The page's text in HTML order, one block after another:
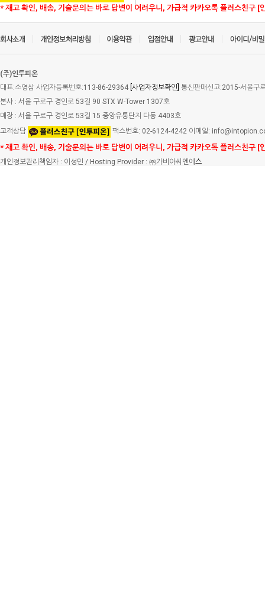
* 재고 확인, 배송, 기술문의는 바로 답변이 어려우니, 가급적 카카오톡 플러스친구 [
(주)인투피온
대표:소영삼 사업자등록번호:113-86-29364 [사업자정보확인] 통신판매신고:2015-서울구
본사 : 서울 구로구 경인로 53길 90 STX W-Tower 1307호
매장 : 서울 구로구 경인로 53길 15 중앙유통단지 다동 4403호
고객상담
팩스번호: 02-6124-4242 이메일:
* 재고 확인, 배송, 기술문의는 바로 답변이 어려우니, 가급적 카카오톡 플러스친구 [
개인정보관리책임자 : 이성민 / Hosting Provider : ㈜가비아씨엔에 스